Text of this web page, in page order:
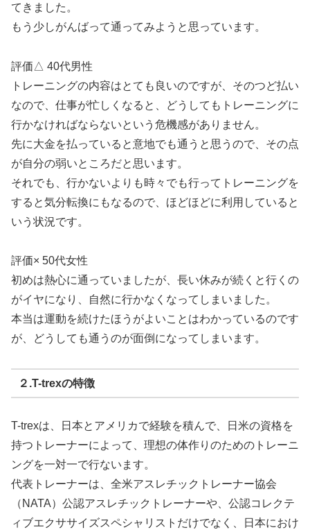
てきました。
もう少しがんばって通ってみようと思っています。
評価△ 40代男性
トレーニングの内容はとても良いのですが、そのつど払い
なので、仕事が忙しくなると、どうしてもトレーニングに
行かなければならないという危機感がありません。
先に大金を払っていると意地でも通うと思うので、その点
が自分の弱いところだと思います。
それでも、行かないよりも時々でも行ってトレーニングを
すると気分転換にもなるので、ほどほどに利用していると
いう状況です。
評価× 50代女性
初めは熱心に通っていましたが、長い休みが続くと行くの
がイヤになり、自然に行かなくなってしまいました。
本当は運動を続けたほうがよいことはわかっているのです
が、どうしても通うのが面倒になってしまいます。
２.T-trexの特徴
T-trexは、日本とアメリカで経験を積んで、日米の資格を
持つトレーナーによって、理想の体作りのためのトレーニ
ングを一対一で行ないます。
代表トレーナーは、全米アスレチックトレーナー協会
（NATA）公認アスレチックトレーナーや、公認コレクテ
ィブエクササイズスペシャリストだけでなく、日本におけ